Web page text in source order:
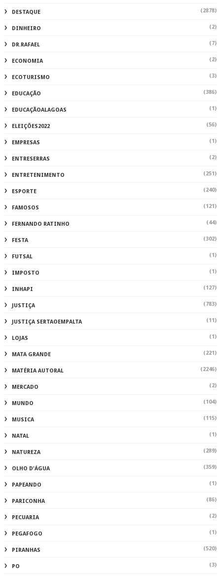
DESTAQUE (2878)
DINHEIRO (2)
DR.RAFAEL (7)
ECONOMIA (2)
ECOTURISMO (3)
EDUCAÇÃO (386)
EDUCAÇÃOALAGOAS (1)
ELEIÇÕES2022 (56)
EMPRESAS (1)
ENTRESERRAS (2)
ENTRETENIMENTO (251)
ESPORTE (240)
FAMOSOS (121)
FERNANDO RATINHO (44)
FESTA (302)
FUTSAL (1)
IMPOSTO (1)
INHAPI (127)
JUSTIÇA (783)
JUSTIÇA SERTAOEMPALTA (11)
LOJAS (1)
MATA GRANDE (221)
MATÉRIA AUTORAL (2246)
MERCADO (2)
MUNDO (104)
MUSICA (115)
NATAL (1)
NATUREZA (289)
OLHO D'ÁGUA (359)
PAPEANDO (1)
PARICONHA (86)
PECUARIA (2)
PEGAFOGO (1)
PIRANHAS (520)
PO (3)